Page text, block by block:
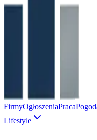
FirmyOgłoszeniaPraca
Lifestyle